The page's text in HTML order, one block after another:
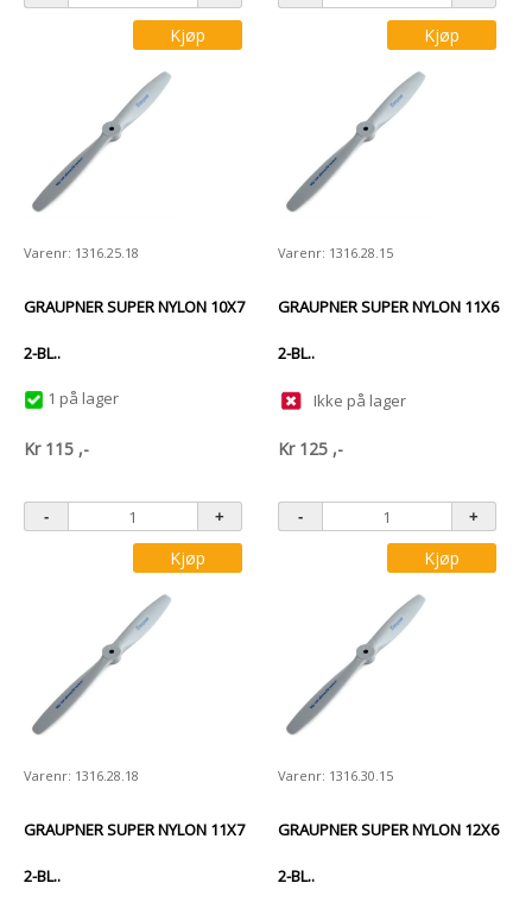
Kjøp Kjøp
Varenr: 1316.25.18
GRAUPNER SUPER NYLON 10X7
2-BL..
1 på lager
Kr 115 ,-
Kjøp
Varenr: 1316.28.15
GRAUPNER SUPER NYLON 11X6
2-BL..
Ikke på lager
Kr 125 ,-
Kjøp
Varenr: 1316.28.18
GRAUPNER SUPER NYLON 11X7
2-BL..
Varenr: 1316.30.15
GRAUPNER SUPER NYLON 12X6
2-BL..